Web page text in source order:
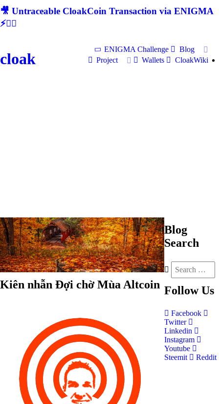
🎥 Untraceable CloakCoin Transaction via ENIGMA
⚡🕵‍♂
cloak
ENIGMA Challenge
Blog
Project
Wallets CloakWiki
Kiên nhẫn Đợi chờ Mùa Altcoin
Blog
Search
Follow Us
Facebook
Twitter
Linkedin
Instagram
Youtube
Steemit
Reddit